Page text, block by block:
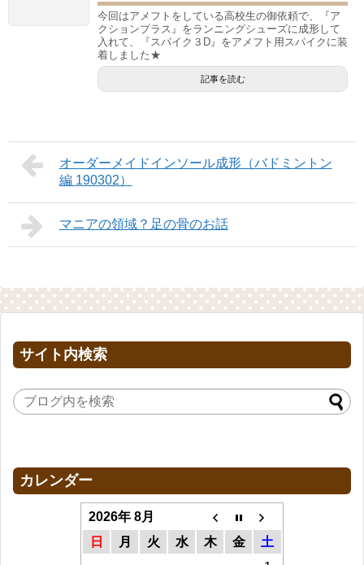
今回はアメフトをしている高校生の御依頼で、『ア
クションプラス』をランニングシューズに成形して
入れて、『スパイク３D』をアメフト用スパイクに装
着しました★
記事を読む
オーダーメイドインソール成形（バドミントン
編 190302）
マニアの領域？足の骨のお話
サイト内検索
カレンダー
2026年 8月
日
月 火 水 木 金
土